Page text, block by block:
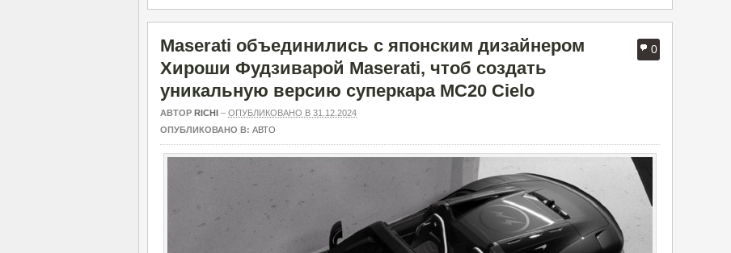
0
Maserati объединились с японским дизайнером
Хироши Фудзиварой Maserati, чтоб создать
уникальную версию суперкара MC20 Cielo
АВТОР RICHI – ОПУБЛИКОВАНО В 31.12.2024
ОПУБЛИКОВАНО В: АВТО